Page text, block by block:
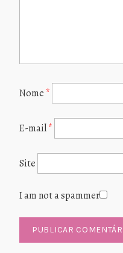
Nome *
E-mail*
Site
I am not a spammer